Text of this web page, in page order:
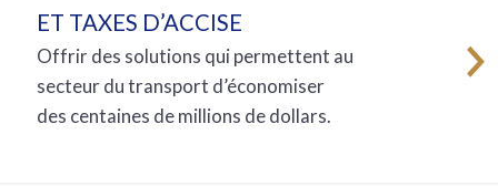
ET TAXES D’ACCISE
Offrir des solutions qui permettent au
secteur du transport d’économiser
des centaines de millions de dollars.